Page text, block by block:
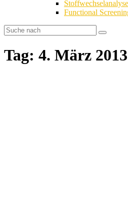
Functional
Tag: 4. März 2013